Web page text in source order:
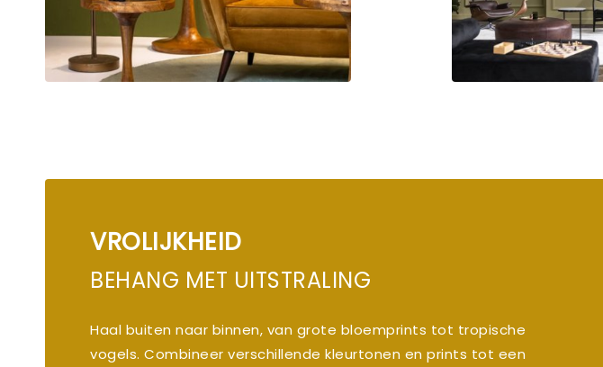
VROLIJKHEID
BEHANG MET UITSTRALING
Haal buiten naar binnen, van grote bloemprints tot tropische
vogels. Combineer verschillende kleurtonen en prints tot een